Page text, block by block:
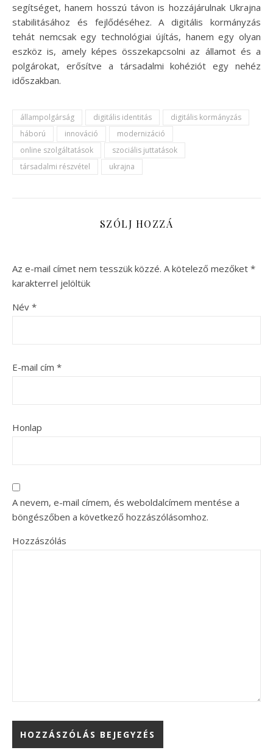
segítséget, hanem hosszú távon is hozzájárulnak Ukrajna
stabilitásához és fejlődéséhez. A digitális kormányzás
tehát nemcsak egy technológiai újítás, hanem egy olyan
eszköz is, amely képes összekapcsolni az államot és a
polgárokat, erősítve a társadalmi kohéziót egy nehéz
időszakban.
állampolgárság digitális identitás
digitális kormányzás
háború
innováció
modernizáció
online szolgáltatások
szociális juttatások
társadalmi részvétel
ukrajna
SZÓLJ HOZZÁ
Az e-mail címet nem tesszük közzé. A kötelező mezőket *
karakterrel jelöltük
Név *
E-mail cím *
Honlap
A nevem, e-mail címem, és weboldalcímem mentése a
böngészőben a következő hozzászólásomhoz.
Hozzászólás